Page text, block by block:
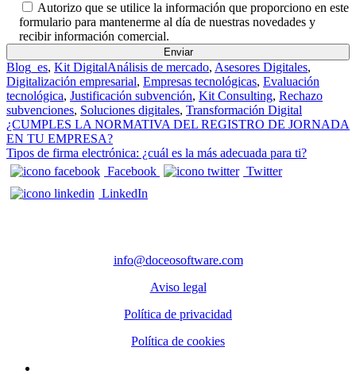
Autorizo que se utilice la información que proporciono en este
formulario para mantenerme al día de nuestras novedades y
recibir información comercial.
Blog_es, Kit DigitalAnálisis de mercado, Asesores Digitales,
Digitalización empresarial, Empresas tecnológicas, Evaluación
tecnológica, Justificación subvención, Kit Consulting, Rechazo
subvenciones, Soluciones digitales, Transformación Digital
Navegación de entradas
¿CUMPLES LA NORMATIVA DEL REGISTRO DE JORNADA
EN TU EMPRESA?
Tipos de firma electrónica: ¿cuál es la más adecuada para ti?
Facebook
Twitter
LinkedIn
info@doceosoftware.com
Aviso legal
Política de privacidad
Política de cookies